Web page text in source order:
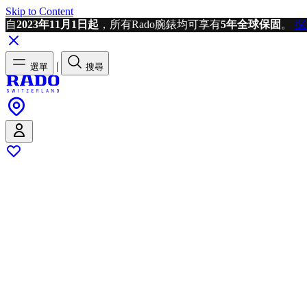
Skip to Content
自2023年11月1日起 ，所有Rado腕錶均可享有5年全球保固 。
選單 | 搜尋